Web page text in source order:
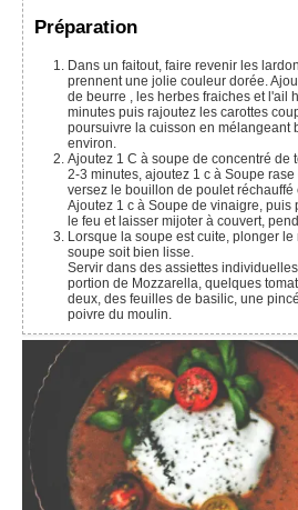
Préparation
Dans un faitout, faire revenir les lardons jusqu'à ce qu'ils
prennent une jolie couleur dorée.
de beurre , les herbes fraiches et l'ail
minutes puis rajoutez les carottes
poursuivre la cuisson en mélangeant
environ.
Ajoutez 1 C à soupe de concentré de tomates et remuez pendant
2-3 minutes, ajoutez 1 c à Soupe
versez le bouillon de poulet réchauffé
Ajoutez 1 c à Soupe de vinaigre, puis
le feu et laisser mijoter à couvert,
Lorsque la soupe est cuite, plonger le mixer jusqu'à ce que la
soupe soit bien lisse.
Servir dans des assiettes individuelles, en plaçant au centre une
portion de Mozzarella, quelques
deux, des feuilles de basilic, une
poivre du moulin.